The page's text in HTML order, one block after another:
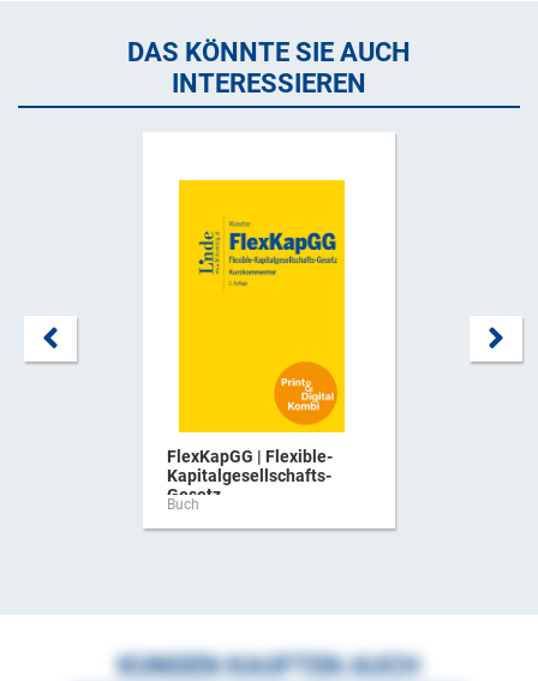
DAS KÖNNTE SIE AUCH
INTERESSIEREN
FlexKapGG | Flexible-
Kapitalgesellschafts-
Gesetz ...
Buch
KUNDEN KAUFTEN AUCH